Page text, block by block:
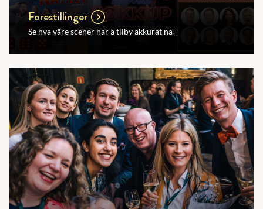
Forestillinger
Se hva våre scener har å tilby akkurat nå!